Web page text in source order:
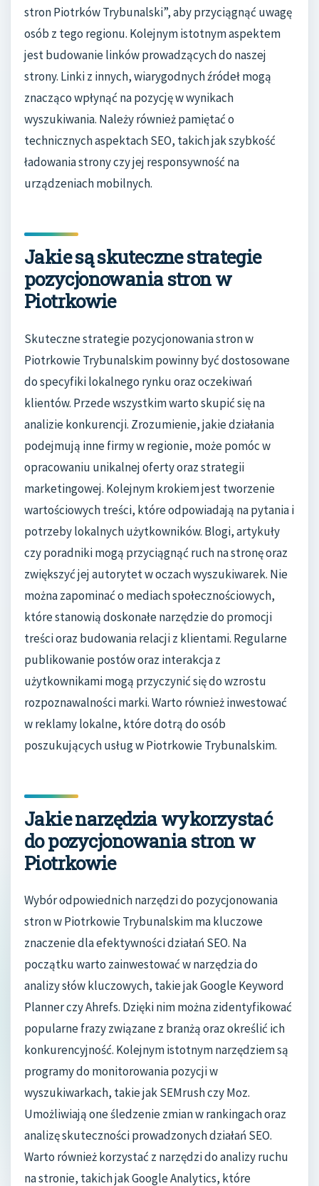
stron Piotrków Trybunalski”, aby przyciągnąć uwagę
osób z tego regionu. Kolejnym istotnym aspektem
jest budowanie linków prowadzących do naszej
strony. Linki z innych, wiarygodnych źródeł mogą
znacząco wpłynąć na pozycję w wynikach
wyszukiwania. Należy również pamiętać o
technicznych aspektach SEO, takich jak szybkość
ładowania strony czy jej responsywność na
urządzeniach mobilnych.
Jakie są skuteczne strategie
pozycjonowania stron w
Piotrkowie
Skuteczne strategie pozycjonowania stron w
Piotrkowie Trybunalskim powinny być dostosowane
do specyfiki lokalnego rynku oraz oczekiwań
klientów. Przede wszystkim warto skupić się na
analizie konkurencji. Zrozumienie, jakie działania
podejmują inne firmy w regionie, może pomóc w
opracowaniu unikalnej oferty oraz strategii
marketingowej. Kolejnym krokiem jest tworzenie
wartościowych treści, które odpowiadają na pytania i
potrzeby lokalnych użytkowników. Blogi, artykuły
czy poradniki mogą przyciągnąć ruch na stronę oraz
zwiększyć jej autorytet w oczach wyszukiwarek. Nie
można zapominać o mediach społecznościowych,
które stanowią doskonałe narzędzie do promocji
treści oraz budowania relacji z klientami. Regularne
publikowanie postów oraz interakcja z
użytkownikami mogą przyczynić się do wzrostu
rozpoznawalności marki. Warto również inwestować
w reklamy lokalne, które dotrą do osób
poszukujących usług w Piotrkowie Trybunalskim.
Jakie narzędzia wykorzystać
do pozycjonowania stron w
Piotrkowie
Wybór odpowiednich narzędzi do pozycjonowania
stron w Piotrkowie Trybunalskim ma kluczowe
znaczenie dla efektywności działań SEO. Na
początku warto zainwestować w narzędzia do
analizy słów kluczowych, takie jak Google Keyword
Planner czy Ahrefs. Dzięki nim można zidentyfikować
popularne frazy związane z branżą oraz określić ich
konkurencyjność. Kolejnym istotnym narzędziem są
programy do monitorowania pozycji w
wyszukiwarkach, takie jak SEMrush czy Moz.
Umożliwiają one śledzenie zmian w rankingach oraz
analizę skuteczności prowadzonych działań SEO.
Warto również korzystać z narzędzi do analizy ruchu
na stronie, takich jak Google Analytics, które